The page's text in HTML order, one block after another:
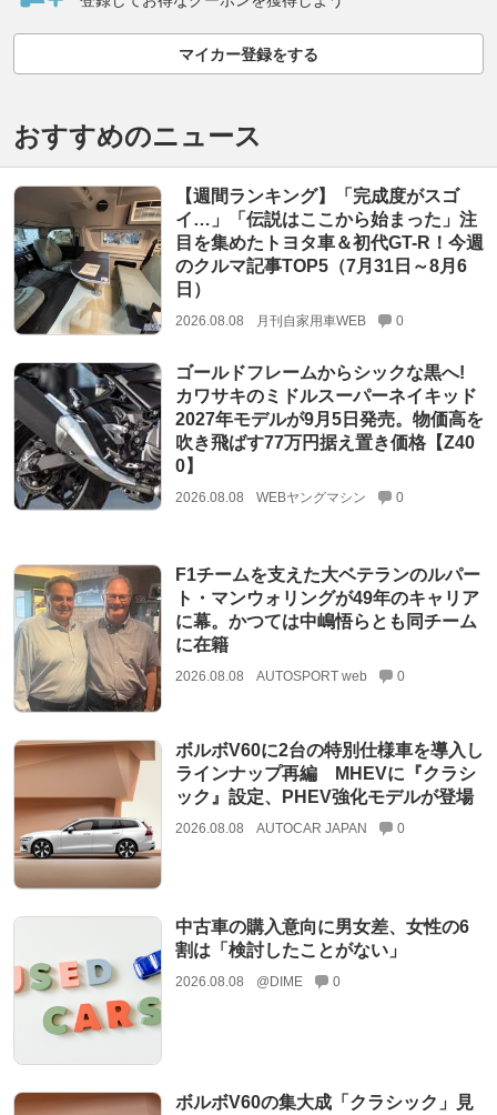
マイカー登録をする
おすすめのニュース
【週間ランキング】「完成度がスゴ
イ…」「伝説はここから始まった」注
目を集めたトヨタ車＆初代GT-R！今週
のクルマ記事TOP5（7月31日～8月6
日）
2026.08.08 月刊自家用車WEB 0
ゴールドフレームからシックな黒へ!
カワサキのミドルスーパーネイキッド
2027年モデルが9月5日発売。物価高を
吹き飛ばす77万円据え置き価格【Z40
0】
2026.08.08 WEBヤングマシン 0
F1チームを支えた大ベテランのルパー
ト・マンウォリングが49年のキャリア
に幕。かつては中嶋悟らとも同チーム
に在籍
2026.08.08 AUTOSPORT web 0
ボルボV60に2台の特別仕様車を導入し
ラインナップ再編 MHEVに『クラシ
ック』設定、PHEV強化モデルが登場
2026.08.08 AUTOCAR JAPAN 0
中古車の購入意向に男女差、女性の6
割は「検討したことがない」
2026.08.08 @DIME 0
ボルボV60の集大成「クラシック」見